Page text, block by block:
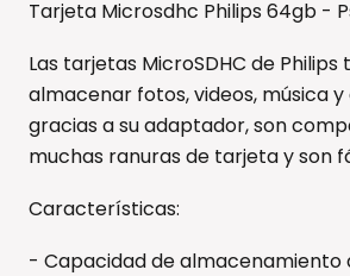
Tarjeta Microsdhc Philips 64gb -
Las tarjetas MicroSDHC de
almacenar fotos, videos, música y
gracias a su adaptador, son
muchas ranuras de tarjeta y son
Características:
- Capacidad de almacenamiento